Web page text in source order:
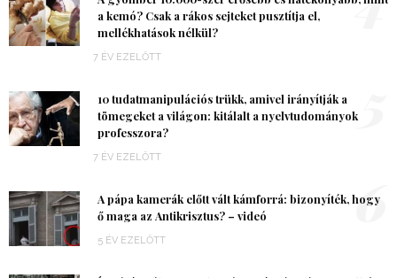
a kemó? Csak a rákos sejteket pusztítja el,
mellékhatások nélkül?
7 ÉV EZELŐTT
10 tudatmanipulációs trükk, amivel irányítják a
tömegeket a világon: kitálalt a nyelvtudományok
professzora?
7 ÉV EZELŐTT
A pápa kamerák előtt vált kámforrá: bizonyíték, hogy
ő maga az Antikrisztus? – videó
5 ÉV EZELŐTT
6